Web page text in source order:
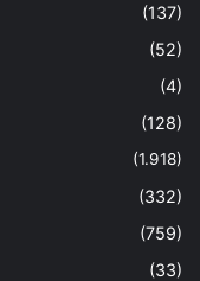
(137)
(52)
(4)
(128)
(1.918)
(332)
(759)
(33)